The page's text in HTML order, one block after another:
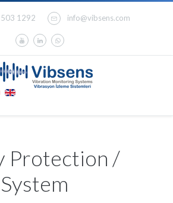
1292 info@vibsens.com
Protection /